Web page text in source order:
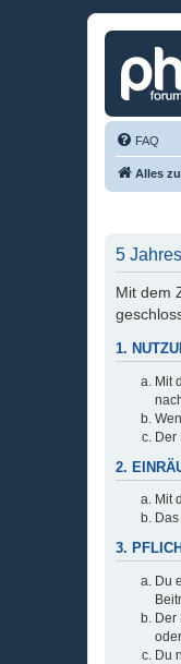
FAQ
Alles
5
Mit dem
1.
Mit
Der
2.
Mit
3.
Du
Der
Du